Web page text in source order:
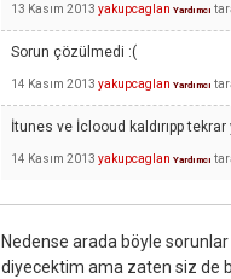
13 Kasım 2013 yakupcaglan Yardımcı
Sorun çözülmedi :(
14 Kasım 2013 yakupcaglan Yardımcı
İtunes ve İclooud kaldırıpp
14 Kasım 2013 yakupcaglan Yardımcı
Nedense arada böyle
diyecektim ama zaten siz de